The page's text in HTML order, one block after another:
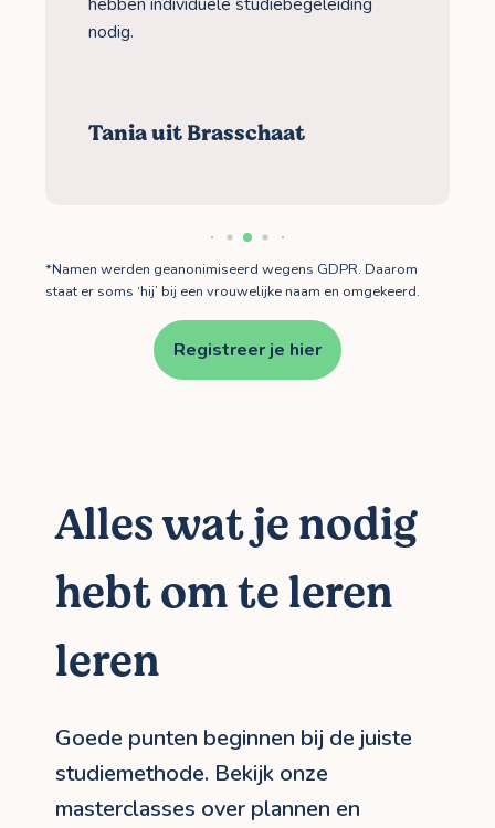
nodig.
Tania uit Brasschaat
*Namen werden geanonimiseerd wegens GDPR. Daarom
staat er soms ‘hij’ bij een vrouwelijke naam en omgekeerd.
Registreer je hier
Alles wat je nodig
hebt om te leren
leren
Goede punten beginnen bij de juiste
studiemethode. Bekijk onze
masterclasses over plannen en